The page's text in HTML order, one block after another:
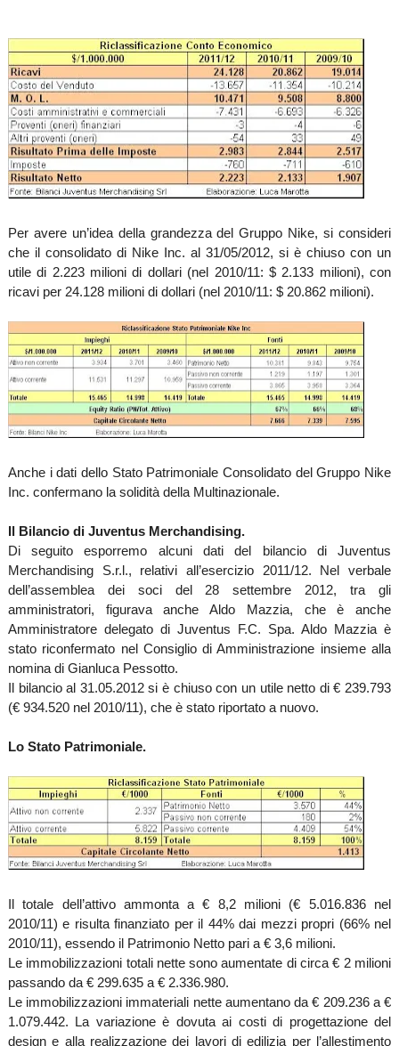
Per avere un’idea della grandezza del Gruppo Nike, si consideri
che il consolidato di Nike Inc. al 31/05/2012, si è chiuso con un
utile di 2.223 milioni di dollari (nel 2010/11: $ 2.133 milioni), con
ricavi per 24.128 milioni di dollari (nel 2010/11: $ 20.862 milioni).
Anche i dati dello Stato Patrimoniale Consolidato del Gruppo Nike
Inc. confermano la solidità della Multinazionale.
Il Bilancio di Juventus Merchandising.
Di seguito esporremo alcuni dati del bilancio di Juventus
Merchandising S.r.l., relativi all’esercizio 2011/12. Nel verbale
dell’assemblea dei soci del 28 settembre 2012, tra gli
amministratori, figurava anche Aldo Mazzia, che è anche
Amministratore delegato di Juventus F.C. Spa. Aldo Mazzia è
stato riconfermato nel Consiglio di Amministrazione insieme alla
nomina di Gianluca Pessotto.
Il bilancio al 31.05.2012 si è chiuso con un utile netto di € 239.793
(€ 934.520 nel 2010/11), che è stato riportato a nuovo.
Lo Stato Patrimoniale.
Il totale dell’attivo ammonta a € 8,2 milioni (€ 5.016.836 nel
2010/11) e risulta finanziato per il 44% dai mezzi propri (66% nel
2010/11), essendo il Patrimonio Netto pari a € 3,6 milioni.
Le immobilizzazioni totali nette sono aumentate di circa € 2 milioni
passando da € 299.635 a € 2.336.980.
Le immobilizzazioni immateriali nette aumentano da € 209.236 a €
1.079.442. La variazione è dovuta ai costi di progettazione del
design e alla realizzazione dei lavori di edilizia per l’allestimento